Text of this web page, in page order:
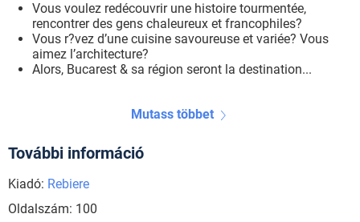
Vous voulez redécouvrir une histoire tourmentée,
rencontrer des gens chaleureux et francophiles?
Vous r?vez d’une cuisine savoureuse et variée? Vous
aimez l’architecture?
Alors, Bucarest & sa région seront la destination...
Mutass többet
További információ
Kiadó: Rebiere
Oldalszám: 100